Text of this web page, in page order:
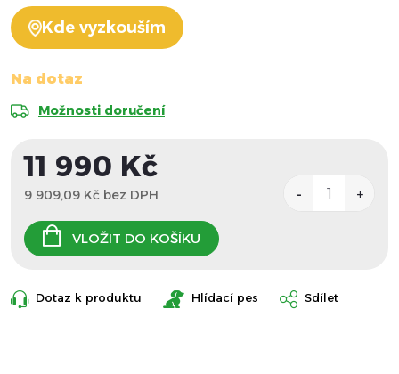
Kde vyzkouším
Na dotaz
Možnosti doručení
11 990 Kč
9 909,09 Kč bez DPH
cena:
VLOŽIT DO KOŠÍKU
Dotaz k produktu Hlídací pes Sdílet